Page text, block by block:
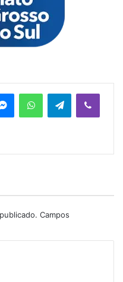
Telegram
Campos